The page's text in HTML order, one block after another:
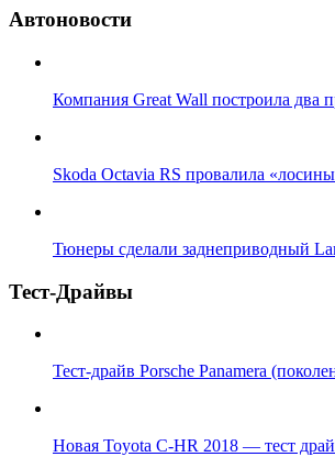
Автоновости
Компания Great Wall построила два
Skoda Octavia RS провалила
Тюнеры сделали заднеприводный
Тест-Драйвы
Тест-драйв Porsche Panamera
Новая Toyota C-HR 2018 — тест